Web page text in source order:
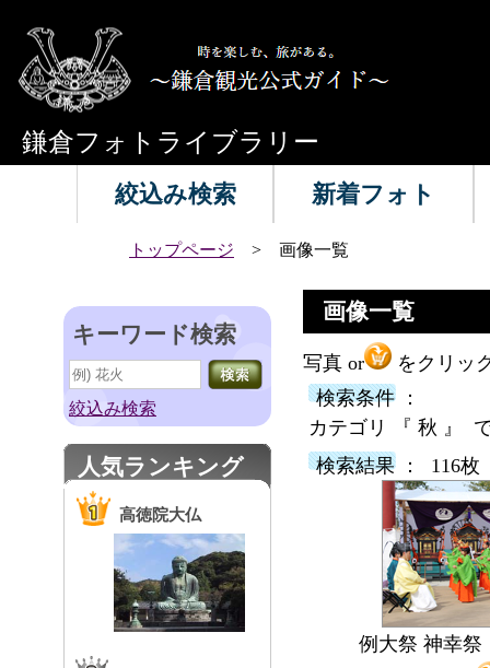
鎌倉フォトライブラリー
絞込み検索 新着フォト
トップページ > 画像一覧
キーワード検索
絞込み検索
人気ランキング
高徳院大仏
画像一覧
写真 or
をクリッ
検索条件 ：
カテゴリ 『 秋 』
検索結果 ： 116枚
例大祭 神幸